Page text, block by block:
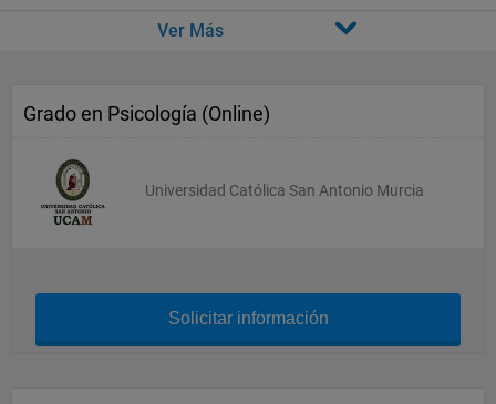
Ver Más
Grado en Psicología (Online)
Universidad Católica San Antonio Murcia
Solicitar información